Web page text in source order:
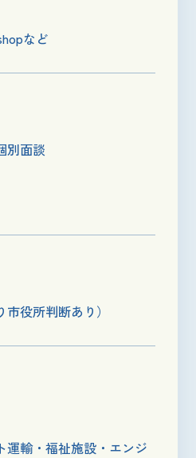
など
別面談
役所判断あり）
運輸・福祉施設・エンジ